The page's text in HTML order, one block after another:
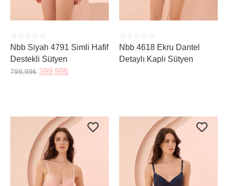
☆ ☆ ☆ ☆ ☆
Nbb Siyah 4791 Simli Hafif
Destekli Sütyen
799,99₺ 399,99₺
☆ ☆ ☆ ☆ ☆
Nbb 4618 Ekru Dantel
Detaylı Kaplı Sütyen